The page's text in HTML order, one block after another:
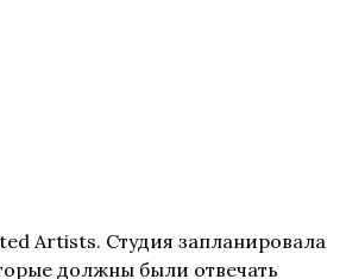
Artists. Студия запланировала
должны были отвечать